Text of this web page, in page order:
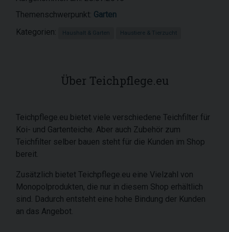
Themenschwerpunkt: Garten
Kategorien:
Haushalt & Garten Haustiere & Tierzucht
Über Teichpflege.eu
Teichpflege.eu bietet viele verschiedene Teichfilter für
Koi- und Gartenteiche. Aber auch Zubehör zum
Teichfilter selber bauen steht für die Kunden im Shop
bereit.
Zusätzlich bietet Teichpflege.eu eine Vielzahl von
Monopolprodukten, die nur in diesem Shop erhältlich
sind. Dadurch entsteht eine hohe Bindung der Kunden
an das Angebot.